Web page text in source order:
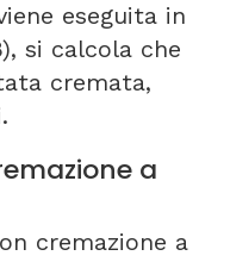
eseguita in
si calcola che
cremata,
a
cremazione a